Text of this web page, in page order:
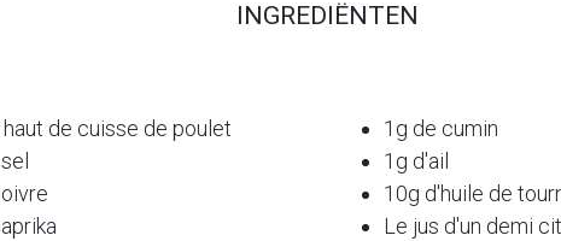
INGREDIËNTEN
haut de cuisse de poulet
1g de cumin
1g d'ail
10g d'huile de
Le jus d'un demi